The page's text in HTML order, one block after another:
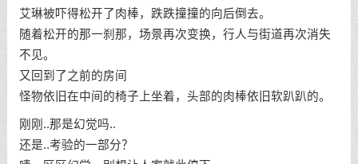
艾琳被吓得松开了肉棒，跌跌撞撞的向后倒去。
随着松开的那一刹那，场景再次变换，行人与街道再次消失
不见。
又回到了之前的房间
怪物依旧在中间的椅子上坐着，头部的肉棒依旧软趴趴的。
刚刚..那是幻觉吗..
还是..考验的一部分？